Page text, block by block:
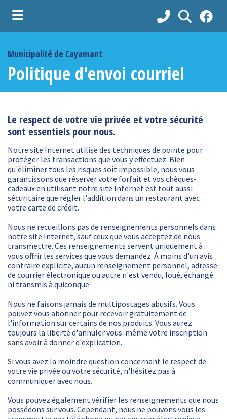
(Services aux citoyens )
Municipalité de Cayamant
Politique d'envoi courriel
Le respect de votre vie privée et votre sécurité
sont essentiels pour nous.
Notre site Internet utilise des techniques de pointe pour
protéger les transactions que vous y effectuez. Bien
qu'éliminer tous les risques soit impossible, nous vous
garantissons que réserver votre forfait et vos chèques-
cadeaux en utilisant notre site Internet est tout aussi
sécuritaire que régler l'addition dans un restaurant avec
votre carte de crédit.
Nous ne recueillons pas de renseignements personnels dans
notre site Internet, sauf ceux que vous acceptez de nous
transmettre. Ces renseignements servent uniquement à
vous offrir les services que vous demandez. À moins d'un avis
contraire explicite, aucun renseignement personnel, adresse
de courrier électronique ou autre n'est vendu, loué, échangé
ni transmis à quiconque
Nous ne faisons jamais de multipostages abusifs. Vous
pouvez vous abonner pour recevoir gratuitement de
l'information sur certains de nos produits. Vous aurez
toujours la liberté d'annuler vous-même votre inscription
sans avoir à donner d'explication.
Si vous avez la moindre question concernant le respect de
votre vie privée ou votre sécurité, n'hésitez pas à
communiquer avec nous.
Vous pouvez également vérifier les renseignements que nous
possédons sur vous. Cependant, nous ne pouvons vous les